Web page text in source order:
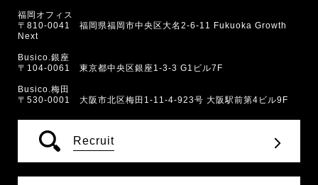
福岡オフィス
〒810-0041 福岡県福岡市中央区大名2-6-11 Fukuoka Growth
Next
Busico.銀座
〒104-0061 東京都中央区銀座1-3-3 G1ビル7F
Busico.梅田
〒530-0001 大阪市北区梅田1-11-4-923号 大阪駅前第4ビル9F
Recruit